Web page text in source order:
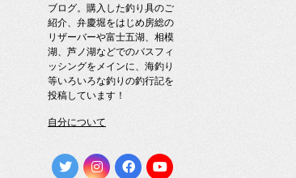
ブログ。購入した釣り具のご
紹介、弁慶堀をはじめ房総の
リザーバーや富士五湖、相模
湖、芦ノ湖などでのバスフィ
ッシングをメインに、海釣り
等いろいろな釣りの釣行記を
投稿しています！
自分について